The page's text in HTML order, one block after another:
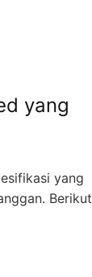
yang
yang
Berikut